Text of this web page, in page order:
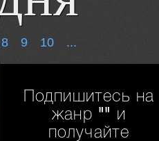
8 9 10 ...
Подпишитесь на
жанр "" и
получайте